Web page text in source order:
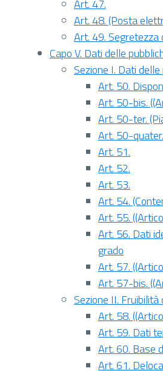
Art. 47.
Art. 48. (Posta
Art. 49.
Capo V. Dati delle
Sezione I. Dati
Art. 50.
Art. 50-bis.
Art. 50-ter.
Art. 50-
Art. 51.
Art. 52.
Art. 53.
Art. 54.
Art. 55.
Art. 56. Dati
grado
Art. 57.
Art. 57-bis.
Sezione II. Fruibilità
Art. 58.
Art. 59. Dati
Art. 60. Base
Art. 61.